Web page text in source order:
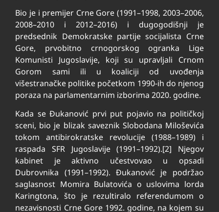
Bio je i premijer Crne Gore (1991–1998, 2003–2006,
2008–2010 i 2012–2016) i dugogodišnji je
predsednik Demokratske partije socijalista Crne
Gore, prvobitno crnogorskog ogranka Lige
Komunisti Jugoslavije, koji su upravljali Crnom
Gorom sami ili u koaliciji od uvođenja
višestranačke politike početkom 1990-ih do njenog
poraza na parlamentarnim izborima 2020. godine.
Kada se Đukanović prvi put pojavio na političkoj
sceni, bio je blizak saveznik Slobodana Miloševića
tokom antibirokratske revolucije (1988–1989) i
raspada SFR Jugoslavije (1991–1992).[2] Njegov
kabinet je aktivno učestvovao u opsadi
Dubrovnika (1991–1992). Đukanović je podržao
saglasnost Momira Bulatovića o uslovima lorda
Karingtona, što je rezultiralo referendumom o
nezavisnosti Crne Gore 1992. godine, na kojem su